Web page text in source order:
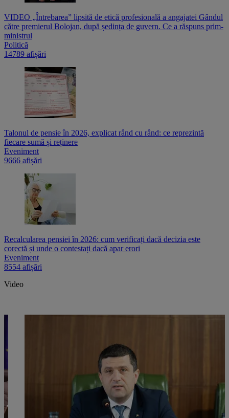
VIDEO „Întrebarea” lipsită de etică profesională a angajatei Gândul
către premierul Bolojan, după ședința de guvern. Ce a răspuns prim-
ministrul
Politică
14789 afișări
Talonul de pensie în 2026, explicat rând cu rând: ce reprezintă
fiecare sumă și reținere
Eveniment
9666 afișări
Recalcularea pensiei în 2026: cum verificați dacă decizia este
corectă și unde o contestați dacă apar erori
Eveniment
8554 afișări
Video